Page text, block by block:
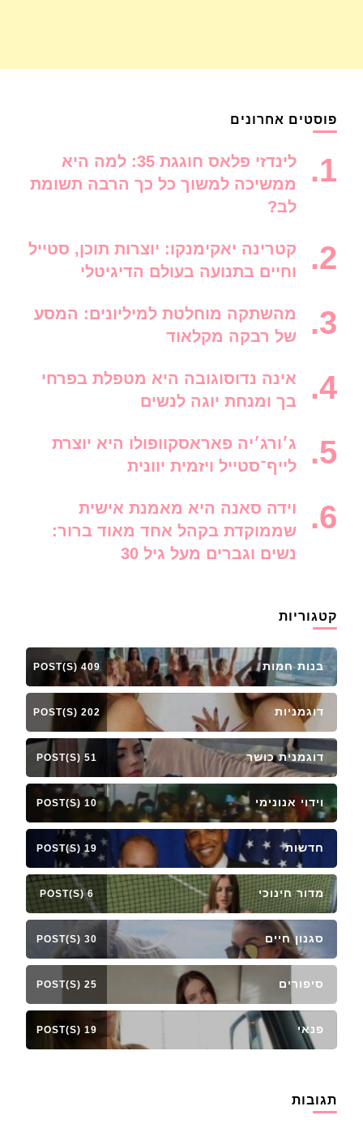
פוסטים אחרונים
לינדזי פלאס חוגגת 35: למה היא
ממשיכה למשוך כל כך הרבה תשומת
לב?
קטרינה יאקימנקו: יוצרות תוכן, סטייל
וחיים בתנועה בעולם הדיגיטלי
מהשתקה מוחלטת למיליונים: המסע
של רבקה מקלאוד
אינה נדוסוגובה היא מטפלת בפרחי
בך ומנחת יוגה לנשים
ג׳ורג׳יה פאראסקוופולו היא יוצרת
לייף־סטייל ויזמית יוונית
וידה סאנה היא מאמנת אישית
שממוקדת בקהל אחד מאוד ברור:
נשים וגברים מעל גיל 30
קטגוריות
בנות חמות 409 POST(S)
דוגמניות 202 POST(S)
דוגמנית כושר 51 POST(S)
וידוי אנונימי 10 POST(S)
חדשות 19 POST(S)
מדור חינוכי 6 POST(S)
סגנון חיים 30 POST(S)
סיפורים 25 POST(S)
פנאי 19 POST(S)
תגובות